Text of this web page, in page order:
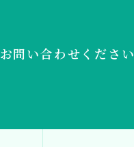
お問い合わせください